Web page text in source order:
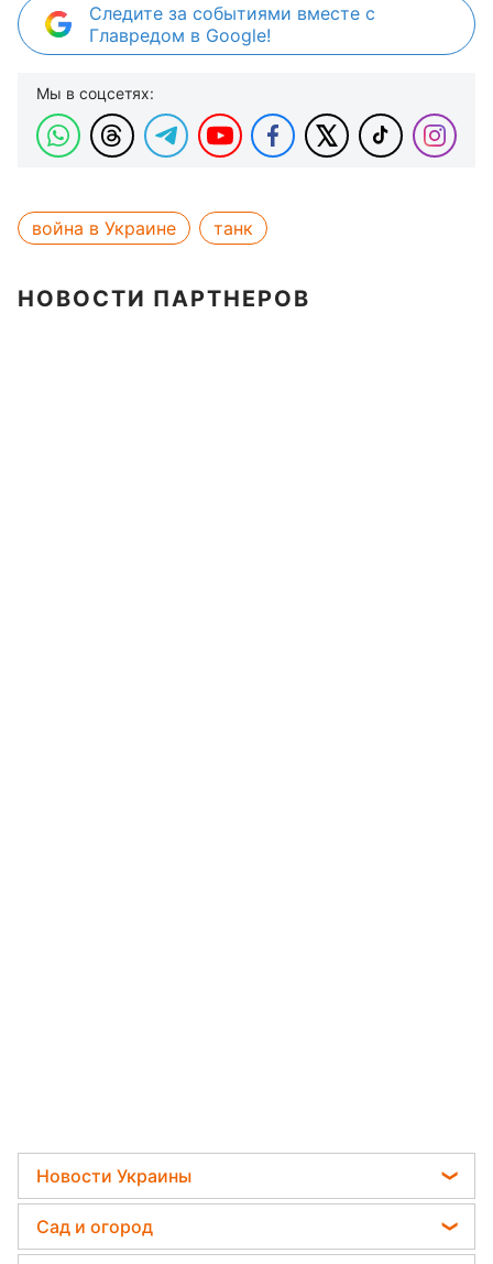
Следите за событиями вместе с
Главредом в Google!
Мы в соцсетях:
война в Украине танк
НОВОСТИ ПАРТНЕРОВ
Новости Украины
Пенсии в Украине
Мобилизация
Сад и огород